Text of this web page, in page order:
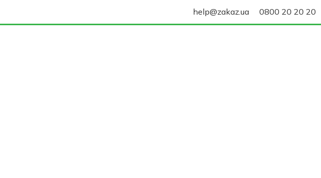
help@zakaz.ua 0800 20 20 20